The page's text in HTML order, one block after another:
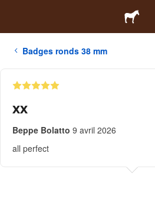
Badges ronds 38 mm
xx
Beppe Bolatto 9 avril 2026
all perfect